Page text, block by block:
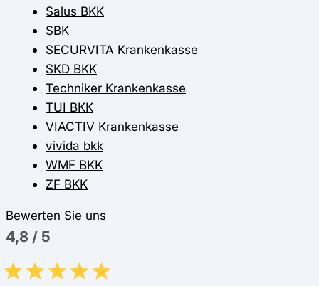
Salus BKK
SBK
SECURVITA Krankenkasse
SKD BKK
Techniker Krankenkasse
TUI BKK
VIACTIV Krankenkasse
vivida bkk
WMF BKK
ZF BKK
Bewerten Sie uns
4,8 / 5